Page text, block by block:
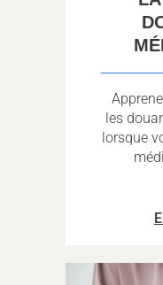
les
lorsque